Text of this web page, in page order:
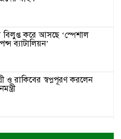
বিলুপ্ত করে আসছে ‘স্পেশাল
ব্যাটালিয়ন’
ও রাকিবের স্বপ্নপূরণ করলেন
কমিটির সভা অনুষ্ঠিত